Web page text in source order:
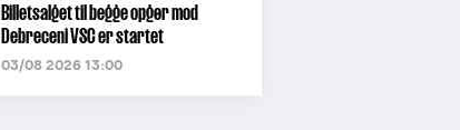
Billetsalget til begge opgør mod
Debreceni VSC er startet
03/08 2026 13:00